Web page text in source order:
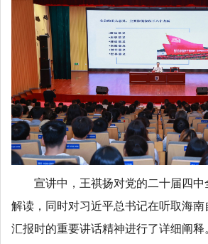
宣讲中，王祺扬对党的二十届四中
解读，同时对习近平总书记在听取海
汇报时的重要讲话精神进行了详细阐